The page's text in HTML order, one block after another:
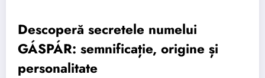
Descoperă secretele numelui
GÁSPÁR: semnificație, origine și
personalitate